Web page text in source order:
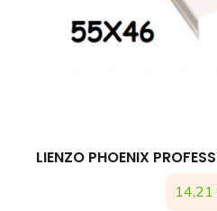
LIENZO PHOENIX
14,21